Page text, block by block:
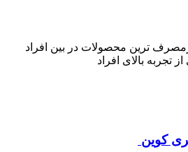
ترین محصولات در بین افراد
تجربه بالای افراد
كوين